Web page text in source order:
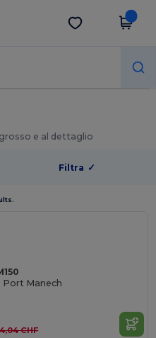
Scarica app
e al dettaglio
Filtra ✓
Port Manech
CHF